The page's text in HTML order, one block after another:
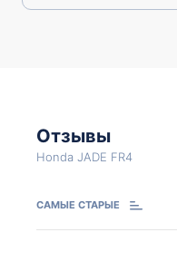
Отзывы
Honda JADE FR4
САМЫЕ СТАРЫЕ